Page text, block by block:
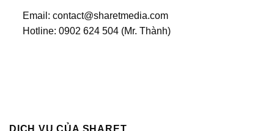
DỊCH VỤ CỦA SHARET
Email: contact@sharetmedia.com
Hotline: 0902 624 504 (Mr. Thành)